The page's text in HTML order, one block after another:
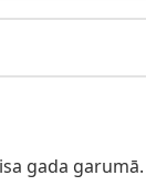
gada garumā.